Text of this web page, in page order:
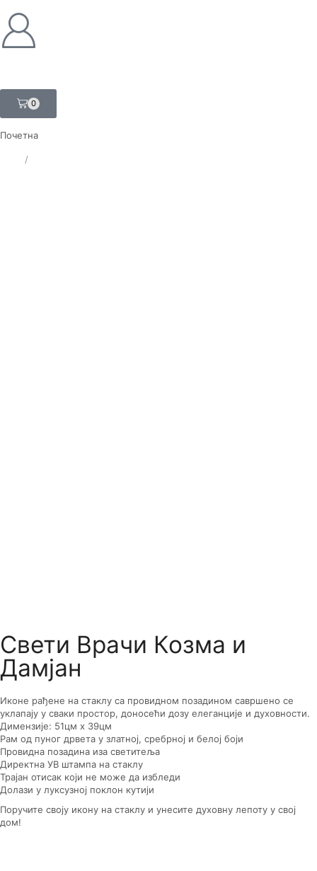
0
Почетна
/
Свети Врачи Козма и
Дамјан
Иконе рађене на стаклу са провидном позадином савршено се
уклапају у сваки простор, доносећи дозу елеганције и духовности.
Димензије: 51цм x 39цм
Рам од пуног дрвета у златној, сребрној и белој боји
Провидна позадина иза светитеља
Директна УВ штампа на стаклу
Трајан отисак који не може да избледи
Долази у луксузној поклон кутији
Поручите своју икону на стаклу и унесите духовну лепоту у свој
дом!